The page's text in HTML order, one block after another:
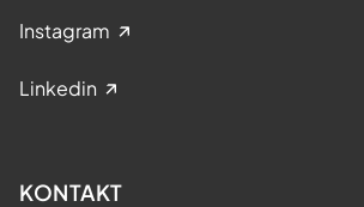
Instagram
Linkedin
KONTAKT